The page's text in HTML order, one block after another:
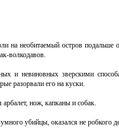
на необитаемый остров
волкодавов.
и невиновных зверскими
разорвали его на куски.
нож, капканы и собак.
убийцы, оказался не робкого